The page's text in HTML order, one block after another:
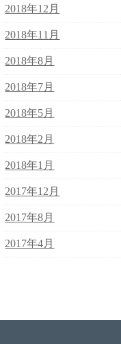
2018年12月
2018年11月
2018年8月
2018年7月
2018年5月
2018年2月
2018年1月
2017年12月
2017年8月
2017年4月